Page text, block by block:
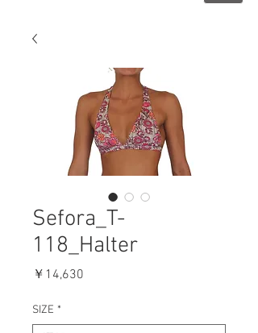
Sefora_T-
118_Halter
￥14,630
SIZE *